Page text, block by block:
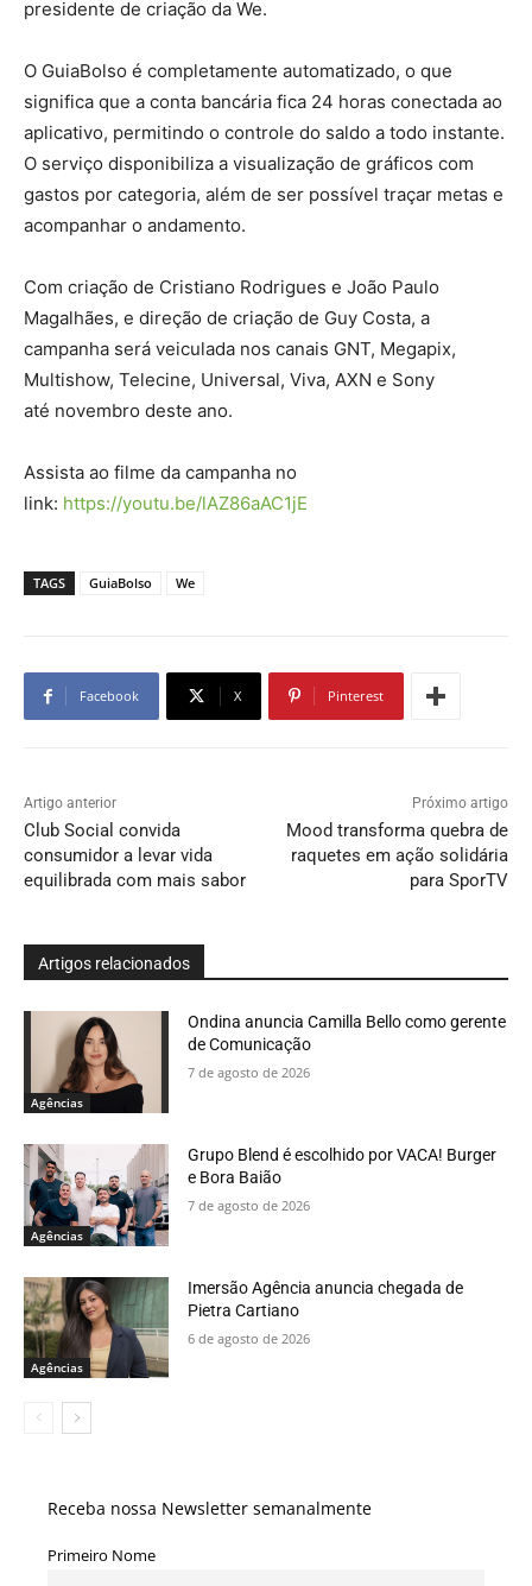
presidente de criação da We.
O GuiaBolso é completamente automatizado, o que
significa que a conta bancária fica 24 horas conectada ao
aplicativo, permitindo o controle do saldo a todo instante.
O serviço disponibiliza a visualização de gráficos com
gastos por categoria, além de ser possível traçar metas e
acompanhar o andamento.
Com criação de Cristiano Rodrigues e João Paulo
Magalhães, e direção de criação de Guy Costa, a
campanha será veiculada nos canais GNT, Megapix,
Multishow, Telecine, Universal, Viva, AXN e Sony
até novembro deste ano.
Assista ao filme da campanha no
link: https://youtu.be/lAZ86aAC1jE
TAGS GuiaBolso We
Facebook X Pinterest
Artigo anterior
Club Social convida
consumidor a levar vida
equilibrada com mais sabor
Próximo artigo
Mood transforma quebra de
raquetes em ação solidária
para SporTV
Artigos relacionados
Agências
Ondina anuncia Camilla Bello como gerente
de Comunicação
7 de agosto de 2026
Agências
Grupo Blend é escolhido por VACA! Burger
e Bora Baião
7 de agosto de 2026
Agências
Imersão Agência anuncia chegada de
Pietra Cartiano
6 de agosto de 2026
Receba nossa Newsletter semanalmente
Primeiro Nome